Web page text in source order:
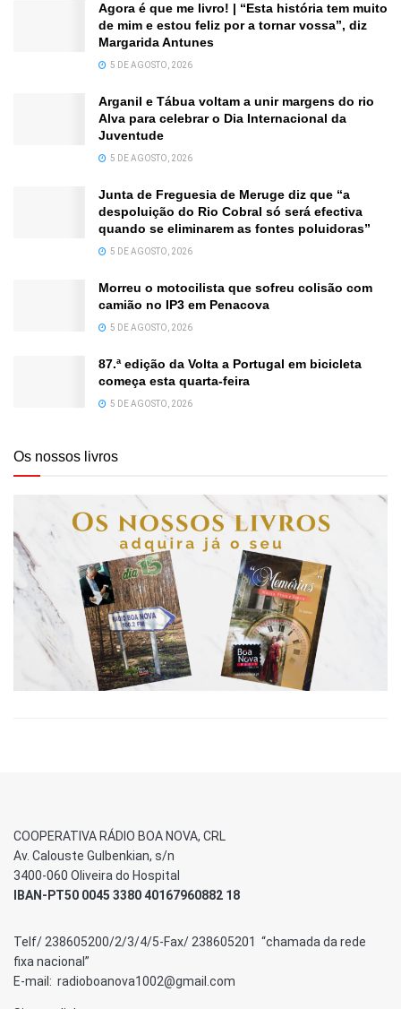
Agora é que me livro! | “Esta história tem muito
de mim e estou feliz por a tornar vossa”, diz
Margarida Antunes
5 DE AGOSTO, 2026
Arganil e Tábua voltam a unir margens do rio
Alva para celebrar o Dia Internacional da
Juventude
5 DE AGOSTO, 2026
Junta de Freguesia de Meruge diz que “a
despoluição do Rio Cobral só será efectiva
quando se eliminarem as fontes poluidoras”
5 DE AGOSTO, 2026
Morreu o motocilista que sofreu colisão com
camião no IP3 em Penacova
5 DE AGOSTO, 2026
87.ª edição da Volta a Portugal em bicicleta
começa esta quarta-feira
5 DE AGOSTO, 2026
Os nossos livros
COOPERATIVA RÁDIO BOA NOVA, CRL
Av. Calouste Gulbenkian, s/n
3400-060 Oliveira do Hospital
IBAN-PT50 0045 3380 40167960882 18
Telf/ 238605200/2/3/4/5-Fax/ 238605201 “chamada da rede
fixa nacional”
E-mail: radioboanova1002@gmail.com